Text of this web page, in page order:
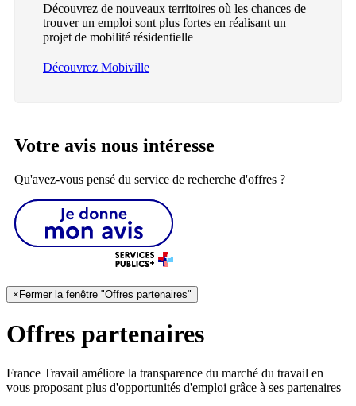
Découvrez de nouveaux territoires où les chances de
trouver un emploi sont plus fortes en réalisant un
projet de mobilité résidentielle
Découvrez Mobiville
Votre avis nous intéresse
Qu'avez-vous pensé du service de recherche d'offres ?
× Fermer la fenêtre "Offres partenaires"
Offres partenaires
France Travail améliore la transparence du marché du travail en
vous proposant plus d'opportunités d'emploi grâce à ses partenaires